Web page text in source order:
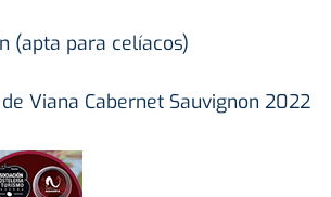
(apta para celíacos)
Viana Cabernet Sauvignon 2022